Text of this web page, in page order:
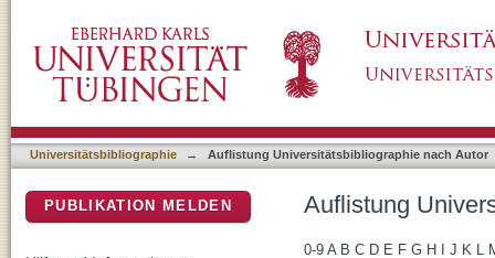
Universitätsbibliographie → Auflistung Universitätsbibliographie nach Autor
Auflistung
0-9 A B C D E F G H J K L
PUBLIKATION MELDEN